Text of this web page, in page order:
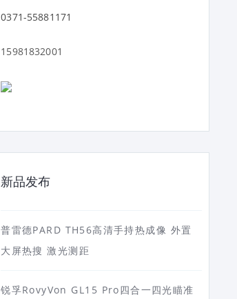
0371-55881171
15981832001
新品发布
普雷德PARD TH56高清手持热成像 外置
大屏热搜 激光测距
锐孚RovyVon GL15 Pro四合一四光瞄准